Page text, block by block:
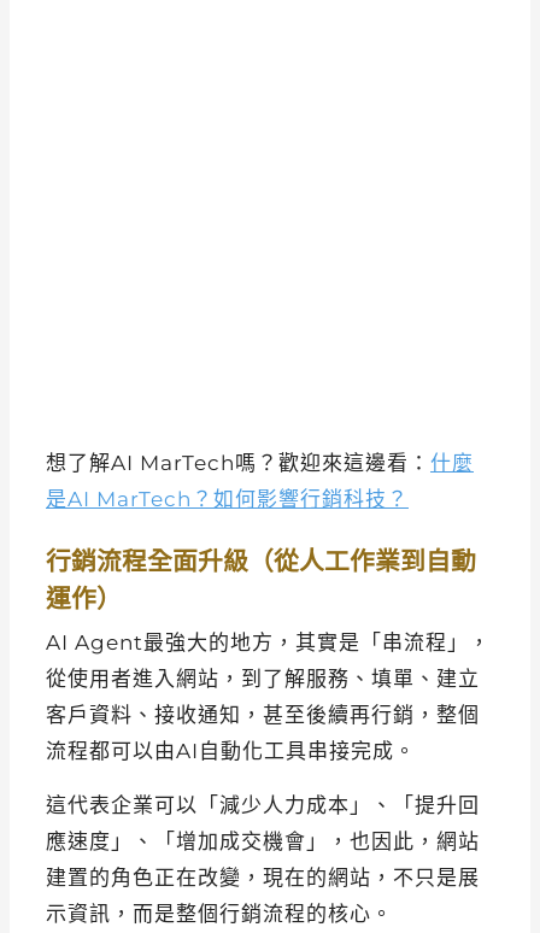
想了解AI MarTech嗎？歡迎來這邊看： 什麼
是AI MarTech？如何影響行銷科技？
行銷流程全面升級（從人工作業到自動
運作）
AI Agent最強大的地方，其實是「串流程」，
從使用者進入網站，到了解服務、填單、建立
客戶資料、接收通知，甚至後續再行銷，整個
流程都可以由AI自動化工具串接完成。
這代表企業可以「減少人力成本」、「提升回
應速度」、「增加成交機會」，也因此，網站
建置的角色正在改變，現在的網站，不只是展
示資訊，而是整個行銷流程的核心。